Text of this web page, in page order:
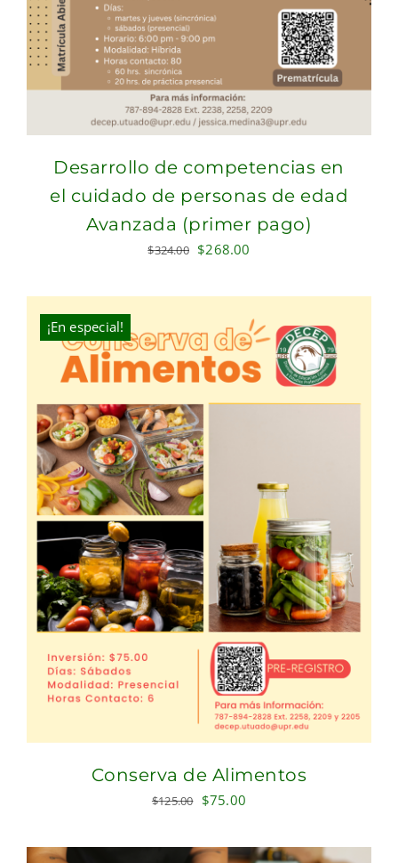
Desarrollo de competencias en
el cuidado de personas de edad
Avanzada (primer pago)
$324.00 Original
was:
$324.00.
$268.00
is:
$268.00.
¡En especial!
Conserva de Alimentos
$125.00 Original
was:
$75.00
is: